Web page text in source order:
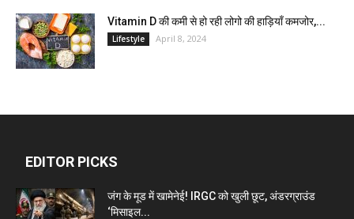
Vitamin D की कमी से हो रही लोगो की हाड़ियाँ कमजोर,...
Lifestyle April 8, 2024
EDITOR PICKS
जंग के मूड में खामेनेई! IRGC को खुली छूट, अंडरग्राउंड
‘मिसाइल...